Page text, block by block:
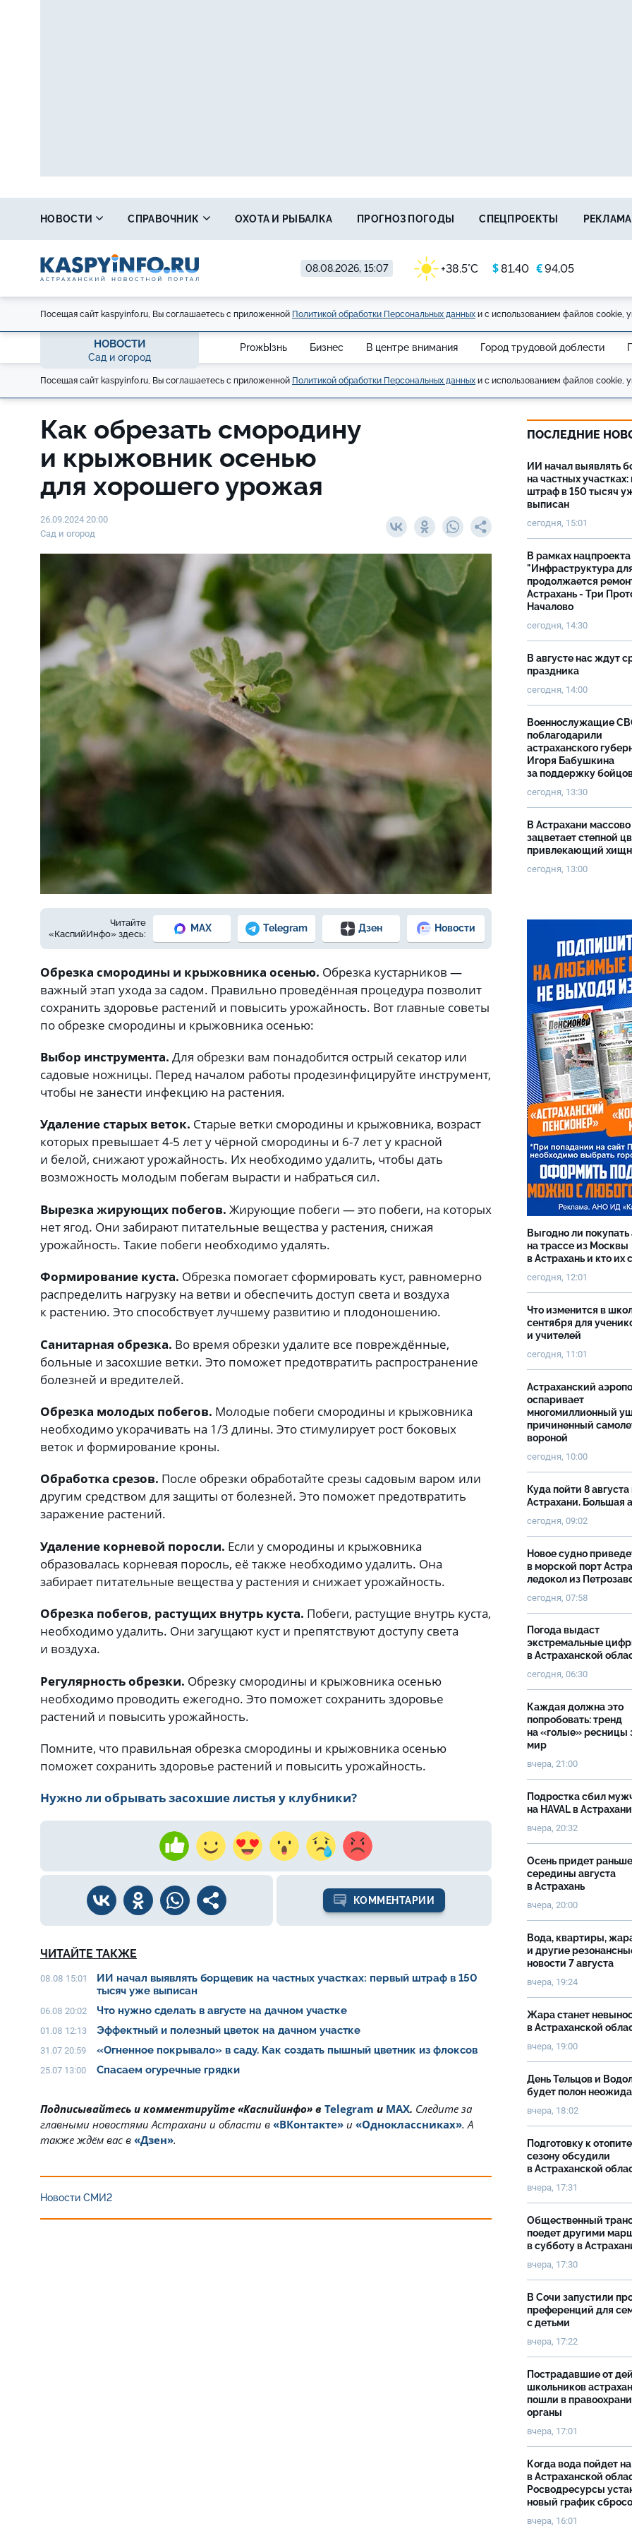
08.08.2026, 15:07 +38.5°C $81,40 €94,05
НОВОСТИ СПРАВОЧНИК ОХОТА И РЫБАЛКА ПРОГНОЗ ПОГОДЫ СПЕЦПРОЕКТЫ
Посещая сайт kaspyinfo.ru, Вы соглашаетесь с приложенной Политикой обработки Персональных данных и с использованием файлов cookie,
НОВОСТИ
Сад и огород
ProжЫзнь Бизнес В центре внимания Город трудовой доблести
Посещая сайт kaspyinfo.ru, Вы соглашаетесь с приложенной Политикой обработки Персональных данных и с использованием файлов cookie,
Как обрезать смородину
и крыжовник осенью
для хорошего урожая
26.09.2024 20:00
Сад и огород
Фото: ru.freepik.com
Читайте
«КаспийИнфо» здесь:
MAX Telegram Дзен Новости
Обрезка смородины и крыжовника осенью. Обрезка кустарников —
важный этап ухода за садом. Правильно проведённая процедура позволит
сохранить здоровье растений и повысить урожайность. Вот главные советы
по обрезке смородины и крыжовника осенью:
Выбор инструмента. Для обрезки вам понадобится острый секатор или
садовые ножницы. Перед началом работы продезинфицируйте инструмент,
чтобы не занести инфекцию на растения.
Удаление старых веток. Старые ветки смородины и крыжовника, возраст
которых превышает 4-5 лет у чёрной смородины и 6-7 лет у красной
и белой, снижают урожайность. Их необходимо удалить, чтобы дать
возможность молодым побегам вырасти и набраться сил.
Вырезка жирующих побегов. Жирующие побеги — это побеги, на которых
нет ягод. Они забирают питательные вещества у растения, снижая
урожайность. Такие побеги необходимо удалять.
Формирование куста. Обрезка помогает сформировать куст, равномерно
распределить нагрузку на ветви и обеспечить доступ света и воздуха
к растению. Это способствует лучшему развитию и плодоношению.
Санитарная обрезка. Во время обрезки удалите все повреждённые,
больные и засохшие ветки. Это поможет предотвратить распространение
болезней и вредителей.
Обрезка молодых побегов. Молодые побеги смородины и крыжовника
необходимо укорачивать на 1/3 длины. Это стимулирует рост боковых
веток и формирование кроны.
Обработка срезов. После обрезки обработайте срезы садовым варом или
другим средством для защиты от болезней. Это поможет предотвратить
заражение растений.
Удаление корневой поросли. Если у смородины и крыжовника
образовалась корневая поросль, её также необходимо удалить. Она
забирает питательные вещества у растения и снижает урожайность.
Обрезка побегов, растущих внутрь куста. Побеги, растущие внутрь куста,
необходимо удалить. Они загущают куст и препятствуют доступу света
и воздуха.
Регулярность обрезки. Обрезку смородины и крыжовника осенью
необходимо проводить ежегодно. Это поможет сохранить здоровье
растений и повысить урожайность.
Помните, что правильная обрезка смородины и крыжовника осенью
поможет сохранить здоровье растений и повысить урожайность.
Нужно ли обрывать засохшие листья у клубники?
КОММЕНТАРИИ
ЧИТАЙТЕ ТАКЖЕ
08.08 15:01
ИИ начал выявлять борщевик на частных участках: первый штраф в 150
тысяч уже выписан
06.08 20:02 Что нужно сделать в августе на дачном участке
01.08 12:13 Эффектный и полезный цветок на дачном участке
31.07 20:59 «Огненное покрывало» в саду. Как создать пышный цветник из флоксов
25.07 13:00 Спасаем огуречные грядки
Подписывайтесь и комментируйте «Каспийинфо» в Telegram и MAX. Cледите за
главными новостями Астрахани и области в «ВКонтакте» и «Одноклассниках». А
также ждём вас в «Дзен».
Новости СМИ2
ПОСЛЕДНИЕ
ИИ начал выявлять
на частных
штраф в 150 тысяч
выписан
сегодня, 15:01
В рамках нацпроекта
"Инфраструктура
продолжается
Астрахань - Три
Началово
сегодня, 14:30
В августе нас ждут
праздника
сегодня, 14:00
Военнослужащие
поблагодарили
астраханского
Игоря Бабушкина
за поддержку
сегодня, 13:30
В Астрахани массово
зацветает степной
привлекающий
сегодня, 13:00
Выгодно ли
на трассе из Москвы
в Астрахань и кто их
сегодня, 12:01
Что изменится в
сентября для
и учителей
сегодня, 11:01
Астраханский
оспаривает
многомиллионный
причиненный
вороной
сегодня, 10:00
Куда пойти 8 августа
Астрахани. Большая
сегодня, 09:02
Новое судно
в морской порт
ледокол из
сегодня, 07:58
Погода выдаст
экстремальные
в Астраханской
сегодня, 06:30
Каждая должна это
попробовать: тренд
на «голые» ресницы
мир
вчера, 21:00
Подростка сбил
на HAVAL в Астрахани
вчера, 20:32
Осень придет раньше
середины августа
в Астрахань
вчера, 20:00
Вода, квартиры,
и другие
новости 7 августа
вчера, 19:24
Жара станет
в Астраханской
вчера, 19:00
День Тельцов и
будет полон
вчера, 18:02
Подготовку к
сезону обсудили
в Астраханской
вчера, 17:31
Общественный
поедет другими
в субботу в
вчера, 17:30
В Сочи запустили
преференций для
с детьми
вчера, 17:22
Пострадавшие от
школьников
пошли в
органы
вчера, 17:01
Когда вода пойдет
в Астраханской
Росводресурсы
новый график
вчера, 16:01